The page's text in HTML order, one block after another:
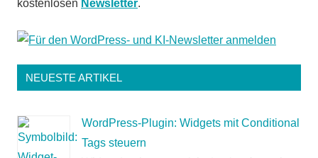
kostenlosen Newsletter.
NEUESTE ARTIKEL
WordPress-Plugin: Widgets mit Conditional
Tags steuern